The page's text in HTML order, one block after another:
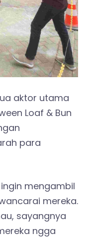
aktor utama
Loaf & Bun
para
mengambil
mereka.
sayangnya
ngga